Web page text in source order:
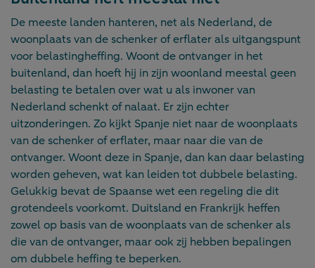
De meeste landen hanteren, net als Nederland, de
woonplaats van de schenker of erflater als uitgangspunt
voor belastingheffing. Woont de ontvanger in het
buitenland, dan hoeft hij in zijn woonland meestal geen
belasting te betalen over wat u als inwoner van
Nederland schenkt of nalaat. Er zijn echter
uitzonderingen. Zo kijkt Spanje niet naar de woonplaats
van de schenker of erflater, maar naar die van de
ontvanger. Woont deze in Spanje, dan kan daar belasting
worden geheven, wat kan leiden tot dubbele belasting.
Gelukkig bevat de Spaanse wet een regeling die dit
grotendeels voorkomt. Duitsland en Frankrijk heffen
zowel op basis van de woonplaats van de schenker als
die van de ontvanger, maar ook zij hebben bepalingen
om dubbele heffing te beperken.